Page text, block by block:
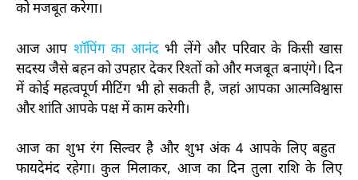
को मजबूत करेगा।
आज आप शॉपिंग का आनंदभी लेंगे और परिवार के किसी खास
सदस्य जैसे बहन को उपहार देकर रिश्तों को और मजबूत बनाएंगे। दिन
में कोई महत्वपूर्ण मीटिंग भी हो सकती है, जहां आपका आत्मविश्वास
और शांति आपके पक्ष में काम करेगी।
आज का शुभ रंग सिल्वर है और शुभ अंक 4 आपके लिए बहुत
फायदेमंद रहेगा। कुल मिलाकर, आज का दिन तुला राशि के लिए